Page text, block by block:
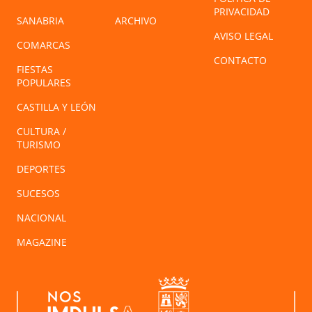
SANABRIA
COMARCAS
FIESTAS
POPULARES
CASTILLA Y LEÓN
CULTURA /
TURISMO
DEPORTES
SUCESOS
NACIONAL
MAGAZINE
ARCHIVO
PRIVACIDAD
AVISO LEGAL
CONTACTO